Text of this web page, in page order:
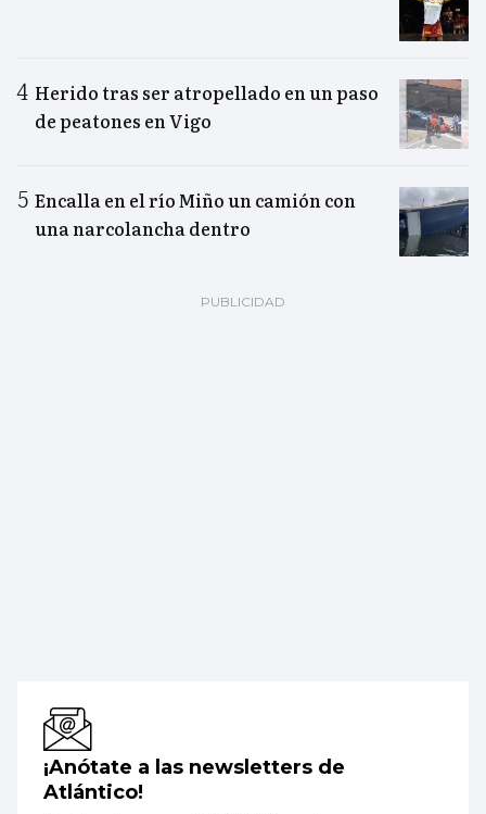
Herido tras ser atropellado en un paso
de peatones en Vigo
Encalla en el río Miño un camión con
una narcolancha dentro
¡Anótate a las newsletters de
Atlántico!